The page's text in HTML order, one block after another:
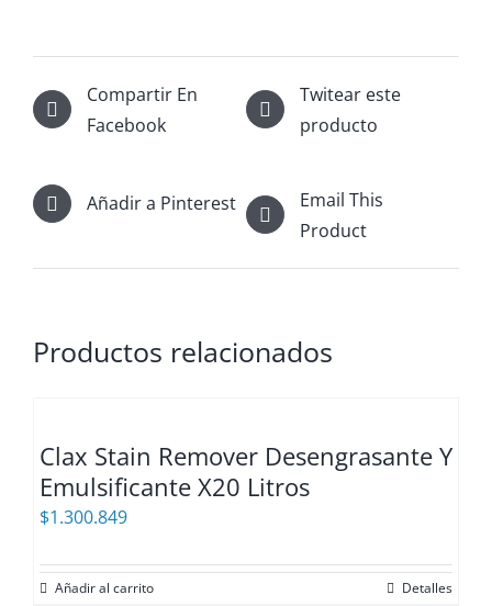
Compartir En
Facebook
Twitear este
producto
Añadir a Pinterest
Email This
Product
Productos relacionados
Clax Stain Remover Desengrasante Y
Emulsificante X20 Litros
$1.300.849
Añadir al carrito Detalles